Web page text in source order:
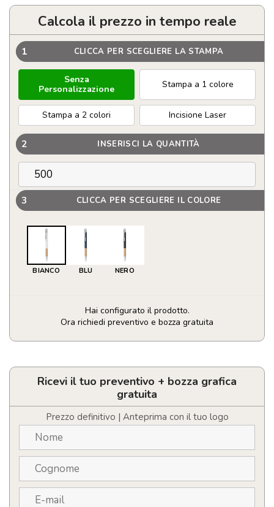
Calcola il prezzo in tempo reale
1 CLICCA PER SCEGLIERE LA STAMPA
Senza
Personalizzazione
Stampa a 1 colore
Stampa a 2 colori Incisione Laser
2 INSERISCI LA QUANTITÀ
3 CLICCA PER SCEGLIERE IL COLORE
BIANCO BLU NERO
Hai configurato il prodotto.
Ora richiedi preventivo e bozza gratuita
Penna
in
alluminio
quantità
Ricevi il tuo preventivo + bozza grafica
gratuita
Prezzo definitivo | Anteprima con il tuo logo